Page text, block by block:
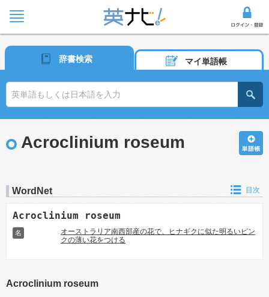
辞書検索 マイ単語帳
Acroclinium roseum
WordNet 目次
Acroclinium roseum
名
オーストラリア南西部産の花で、ヒナギクに似た明るいピン
クの薄い花をつける
Acroclinium roseum